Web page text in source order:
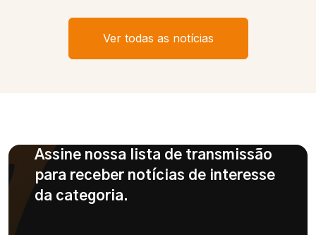
Ver todas as notícias
Assine nossa lista de transmissão
para receber notícias de interesse
da categoria.